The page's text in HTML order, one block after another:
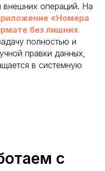
внешних операций. На
«Номера
без лишних
полностью и
правки данных,
в системную
с